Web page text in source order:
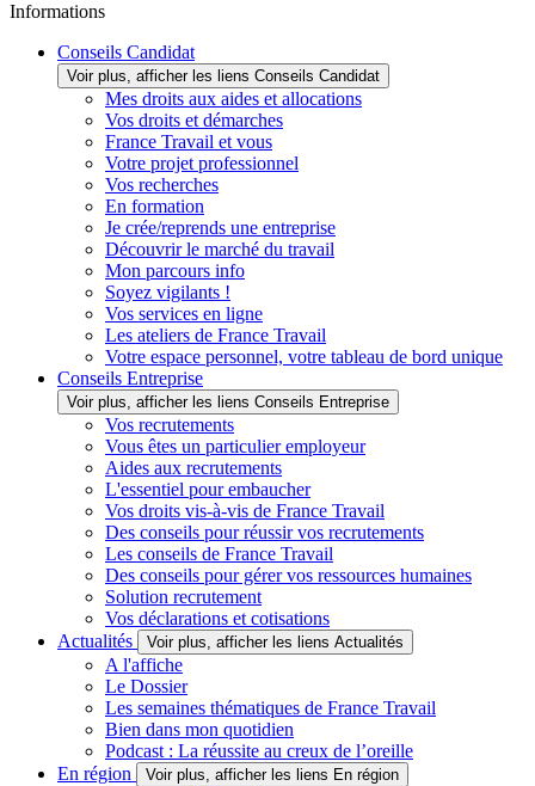
Informations
Conseils Candidat
Voir plus, afficher les liens Conseils Candidat
Mes droits aux aides et allocations
Vos droits et démarches
France Travail et vous
Votre projet professionnel
Vos recherches
En formation
Je crée/reprends une entreprise
Découvrir le marché du travail
Mon parcours info
Soyez vigilants !
Vos services en ligne
Les ateliers de France Travail
Votre espace personnel, votre tableau de bord unique
Conseils Entreprise
Voir plus, afficher les liens Conseils Entreprise
Vos recrutements
Vous êtes un particulier employeur
Aides aux recrutements
L'essentiel pour embaucher
Vos droits vis-à-vis de France Travail
Des conseils pour réussir vos recrutements
Les conseils de France Travail
Des conseils pour gérer vos ressources humaines
Solution recrutement
Vos déclarations et cotisations
Actualités
Voir plus, afficher les liens Actualités
A l'affiche
Le Dossier
Les semaines thématiques de France Travail
Bien dans mon quotidien
Podcast : La réussite au creux de l’oreille
En région
Voir plus, afficher les liens En région